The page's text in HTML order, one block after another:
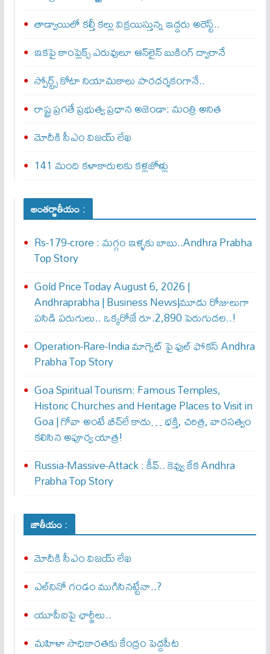
తాడ్వాయిలో కల్తీ కల్లు విక్రయిస్తున్న ఇద్దరు అరెస్ట్..
ఇకపై కాంప్లెక్స్ ఎరువులూ ఆన్‌లైన్ బుకింగ్ ద్వారానే
స్పోర్ట్స్ కోటా నియామకాలు పారదర్శకంగానే..
రాష్ట్ర ప్రగతే ప్రభుత్వ ప్రధాన అజెండా: మంత్రి అనిత
మోదీకి సీఎం విజయ్ లేఖ
141 మంది కళాకారులకు కళ్లజోళ్లు
అంతర్జాతీయం :
Rs-179-crore : మ‌గ్గం ఇళ్ళ‌కు బాబు..Andhra Prabha
Top Story
Gold Price Today August 6, 2026 |
Andhraprabha | Business News|మూడు రోజులుగా
పసిడి పరుగులు.. ఒక్కరోజే రూ.2,890 పెరుగుద‌ల‌..!
Operation-Rare-India మాగ్నెట్ పై ఫుల్ ఫోక‌స్ Andhra
Prabha Top Story
Goa Spiritual Tourism: Famous Temples,
Historic Churches and Heritage Places to Visit in
Goa | గోవా అంటే బీచ్‌లే కాదు… భక్తి, చరిత్ర, వారసత్వం
కలిసిన అపూర్వ యాత్ర!
Russia-Massive-Attack : కీవ్‌.. కెవ్వు కేక‌ Andhra
Prabha Top Story
జాతీయం :
మోదీకి సీఎం విజయ్ లేఖ
ఎల్‌నినో గండం ముగిసినట్టేనా..?
యూపీఐపై ఛార్జీలు..
మహిళా సాధికారతకు కేంద్రం పెద్దపీట